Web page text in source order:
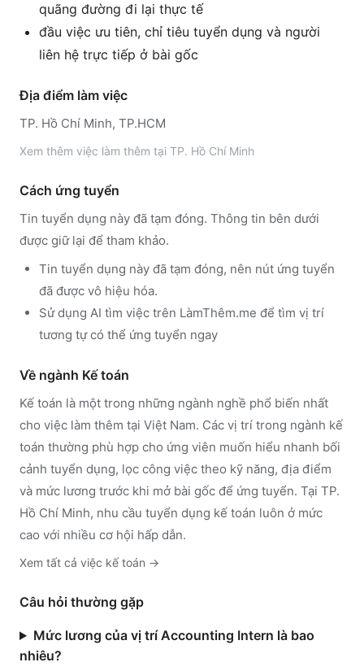
quãng đường đi lại thực tế
đầu việc ưu tiên, chỉ tiêu tuyển dụng và người
liên hệ trực tiếp ở bài gốc
Địa điểm làm việc
TP. Hồ Chí Minh, TP.HCM
Xem thêm việc làm thêm tại TP. Hồ Chí Minh
Cách ứng tuyển
Tin tuyển dụng này đã tạm đóng. Thông tin bên dưới
được giữ lại để tham khảo.
Tin tuyển dụng này đã tạm đóng, nên nút ứng tuyển
đã được vô hiệu hóa.
Sử dụng AI tìm việc trên LàmThêm.me để tìm vị trí
tương tự có thể ứng tuyển ngay
Về ngành Kế toán
Kế toán là một trong những ngành nghề phổ biến nhất
cho việc làm thêm tại Việt Nam. Các vị trí trong ngành kế
toán thường phù hợp cho ứng viên muốn hiểu nhanh bối
cảnh tuyển dụng, lọc công việc theo kỹ năng, địa điểm
và mức lương trước khi mở bài gốc để ứng tuyển. Tại TP.
Hồ Chí Minh, nhu cầu tuyển dụng kế toán luôn ở mức
cao với nhiều cơ hội hấp dẫn.
Xem tất cả việc kế toán →
Câu hỏi thường gặp
Mức lương của vị trí Accounting Intern là bao
nhiêu?